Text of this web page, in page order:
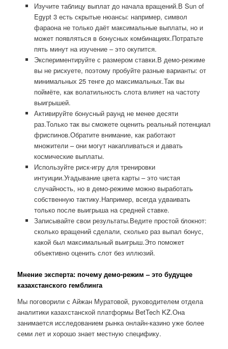
Изучите таблицу выплат до начала вращений.В Sun of
Egypt 3 есть скрытые нюансы: например, символ
фараона не только даёт максимальные выплаты, но и
может появляться в бонусных комбинациях.Потратьте
пять минут на изучение – это окупится.
Экспериментируйте с размером ставки.В демо-режиме
вы не рискуете, поэтому пробуйте разные варианты: от
минимальных 25 тенге до максимальных.Так вы
поймёте, как волатильность слота влияет на частоту
выигрышей.
Активируйте бонусный раунд не менее десяти
раз.Только так вы сможете оценить реальный потенциал
фриспинов.Обратите внимание, как работают
множители – они могут накапливаться и давать
космические выплаты.
Используйте риск-игру для тренировки
интуиции.Угадывание цвета карты – это чистая
случайность, но в демо-режиме можно выработать
собственную тактику.Например, всегда удваивать
только после выигрыша на средней ставке.
Записывайте свои результаты.Ведите простой блокнот:
сколько вращений сделали, сколько раз выпал бонус,
какой был максимальный выигрыш.Это поможет
объективно оценить слот без иллюзий.
Мнение эксперта: почему демо-режим – это будущее
казахстанского гемблинга
Мы поговорили с Айжан Муратовой, руководителем отдела
аналитики казахстанской платформы BetTech KZ.Она
занимается исследованием рынка онлайн-казино уже более
семи лет и хорошо знает местную специфику.